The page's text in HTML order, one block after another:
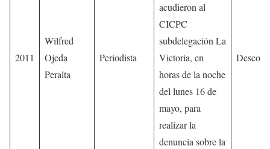
2011
Wilfred
Ojeda
Peralta
Periodista
acudieron al
CICPC
subdelegación La
Victoria, en
horas de la noche
del lunes 16 de
mayo, para
realizar la
denuncia sobre la